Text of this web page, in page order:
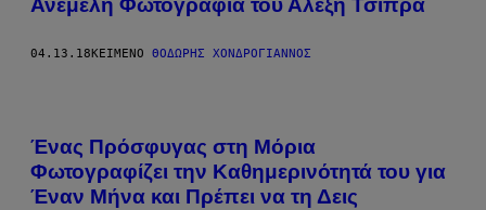
Ανέμελη Φωτογραφία του Αλέξη Τσίπρα
04.13.18ΚΕΊΜΕΝΟ ΘΟΔΩΡΉΣ ΧΟΝΔΡΌΓΙΑΝΝΟΣ
Ένας Πρόσφυγας στη Μόρια
Φωτογραφίζει την Καθημερινότητά του για
Έναν Μήνα και Πρέπει να τη Δεις